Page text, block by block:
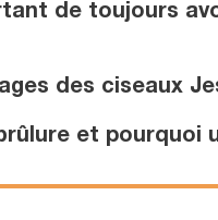
de toujours
des ciseaux
et